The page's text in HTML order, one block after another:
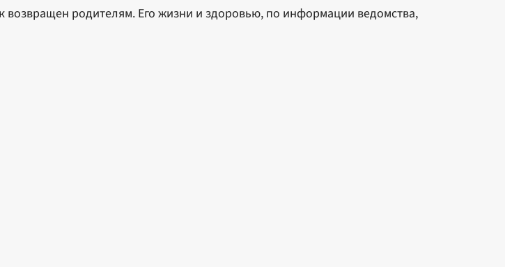
возвращен родителям. Его жизни и здоровью, по информации ведомства,